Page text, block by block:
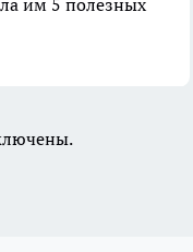
им 5 полезных